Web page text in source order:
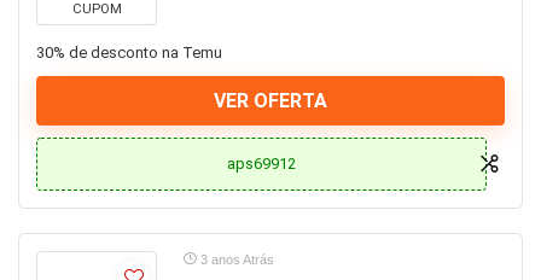
CUPOM
30% de desconto na Temu
VER OFERTA
aps69912
3 anos Atrás